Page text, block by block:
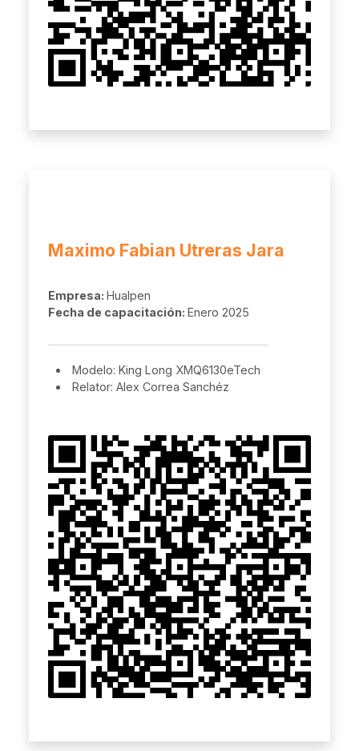
Maximo Fabian Utreras Jara
Empresa: Hualpen
Fecha de capacitación: Enero 2025
Modelo: King Long XMQ6130eTech
Relator: Alex Correa Sanchéz